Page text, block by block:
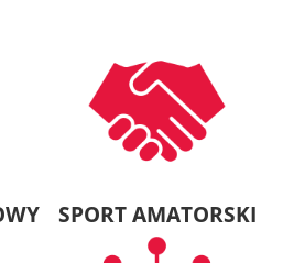
SPORT AMATORSKI